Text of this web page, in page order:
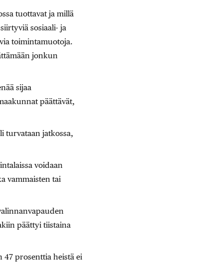
tuottavat ja millä
sosiaali- ja
toimintamuotoja.
jonkun
sijaa
päättävät,
turvataan jatkossa,
voidaan
vammaisten tai
päättyi tiistaina
47 prosenttia heistä ei